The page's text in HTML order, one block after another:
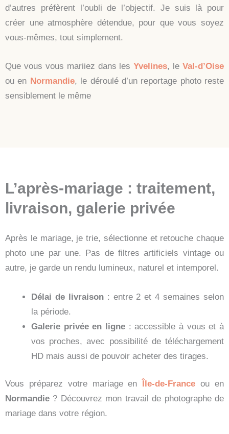
d’autres préfèrent l’oubli de l’objectif. Je suis là pour
créer une atmosphère détendue, pour que vous soyez
vous-mêmes, tout simplement.
Que vous vous mariiez dans lesYvelines, le Val-d’Oise
ou en Normandie, le déroulé d’un reportage photo reste
sensiblement le même
L’après-mariage : traitement,
livraison, galerie privée
Après le mariage, je trie, sélectionne et retouche chaque
photo une par une. Pas de filtres artificiels vintage ou
autre, je garde un rendu lumineux, naturel et intemporel.
Délai de livraison: entre 2 et 4 semaines selon
la période.
Galerie privée en ligne : accessible à vous et à
vos proches, avec possibilité de téléchargement
HD mais aussi de pouvoir acheter des tirages.
Vous préparez votre mariage en Île-de-France ou en
Normandie ? Découvrez mon travail de photographe de
mariage dans votre région.